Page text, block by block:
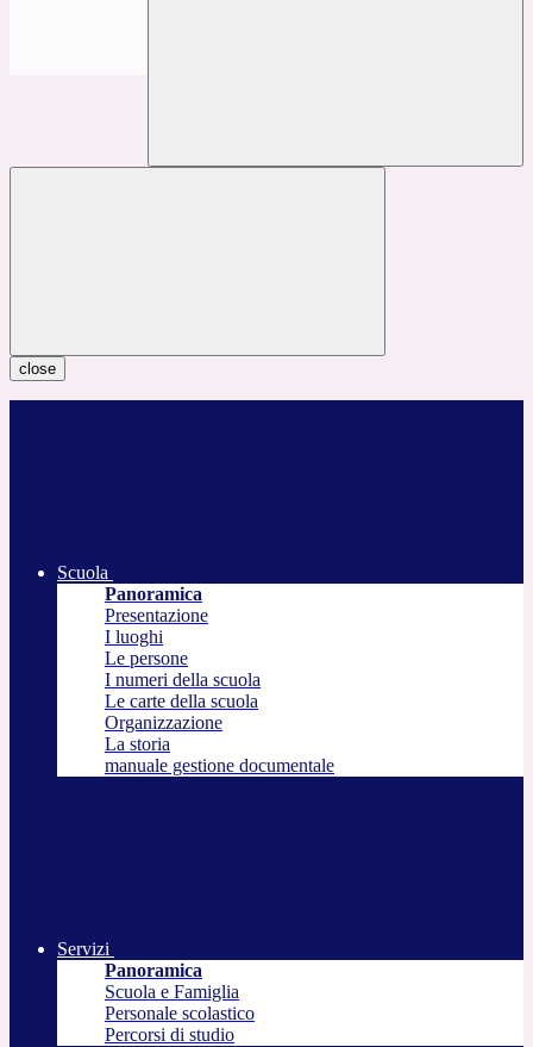
close
Scuola
Panoramica
Presentazione
I luoghi
Le persone
I numeri della scuola
Le carte della scuola
Organizzazione
La storia
manuale gestione documentale
Servizi
Panoramica
Scuola e Famiglia
Personale scolastico
Percorsi di studio